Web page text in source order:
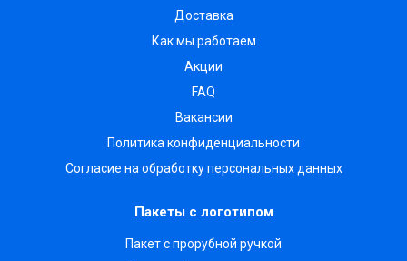
Доставка
Как мы работаем
Акции
FAQ
Вакансии
Политика конфиденциальности
Согласие на обработку персональных данных
Пакеты с логотипом
Пакет с прорубной ручкой